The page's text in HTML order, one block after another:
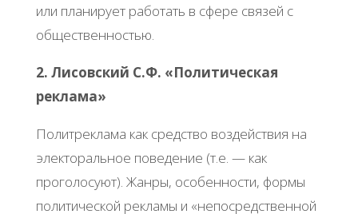
или планирует работать в сфере связей с
общественностью.
2. Лисовский С.Ф. «Политическая
реклама»
Политреклама как средство воздействия на
электоральное поведение (т.е. — как
проголосуют). Жанры, особенности, формы
политической рекламы и «непосредственной